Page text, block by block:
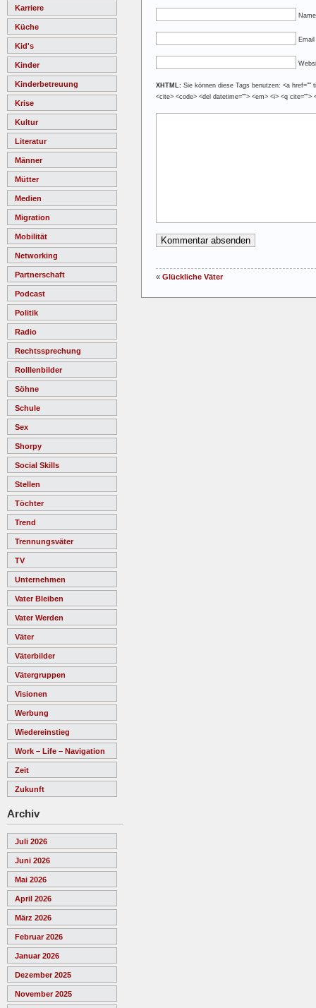
Karriere
Küche
Kid's
Kinder
Kinderbetreuung
Krise
Kultur
Literatur
Männer
Mütter
Medien
Migration
Mobilität
Networking
Partnerschaft
Podcast
Politik
Radio
Rechtssprechung
Rolllenbilder
Söhne
Schule
Sex
Shorpy
Social Skills
Stellen
Töchter
Trend
Trennungsväter
TV
Unternehmen
Vater Bleiben
Vater Werden
Väter
Väterbilder
Vätergruppen
Visionen
Werbung
Wiedereinstieg
Work – Life – Navigation
Zeit
Zukunft
Archiv
Juli 2026
Juni 2026
Mai 2026
April 2026
März 2026
Februar 2026
Januar 2026
Dezember 2025
November 2025
Name
XHTML: Sie können diese Tags benutzen: <a href=""
<cite> <code> <del datetime=""> <em> <i> <q cite="">
« Glückliche Väter